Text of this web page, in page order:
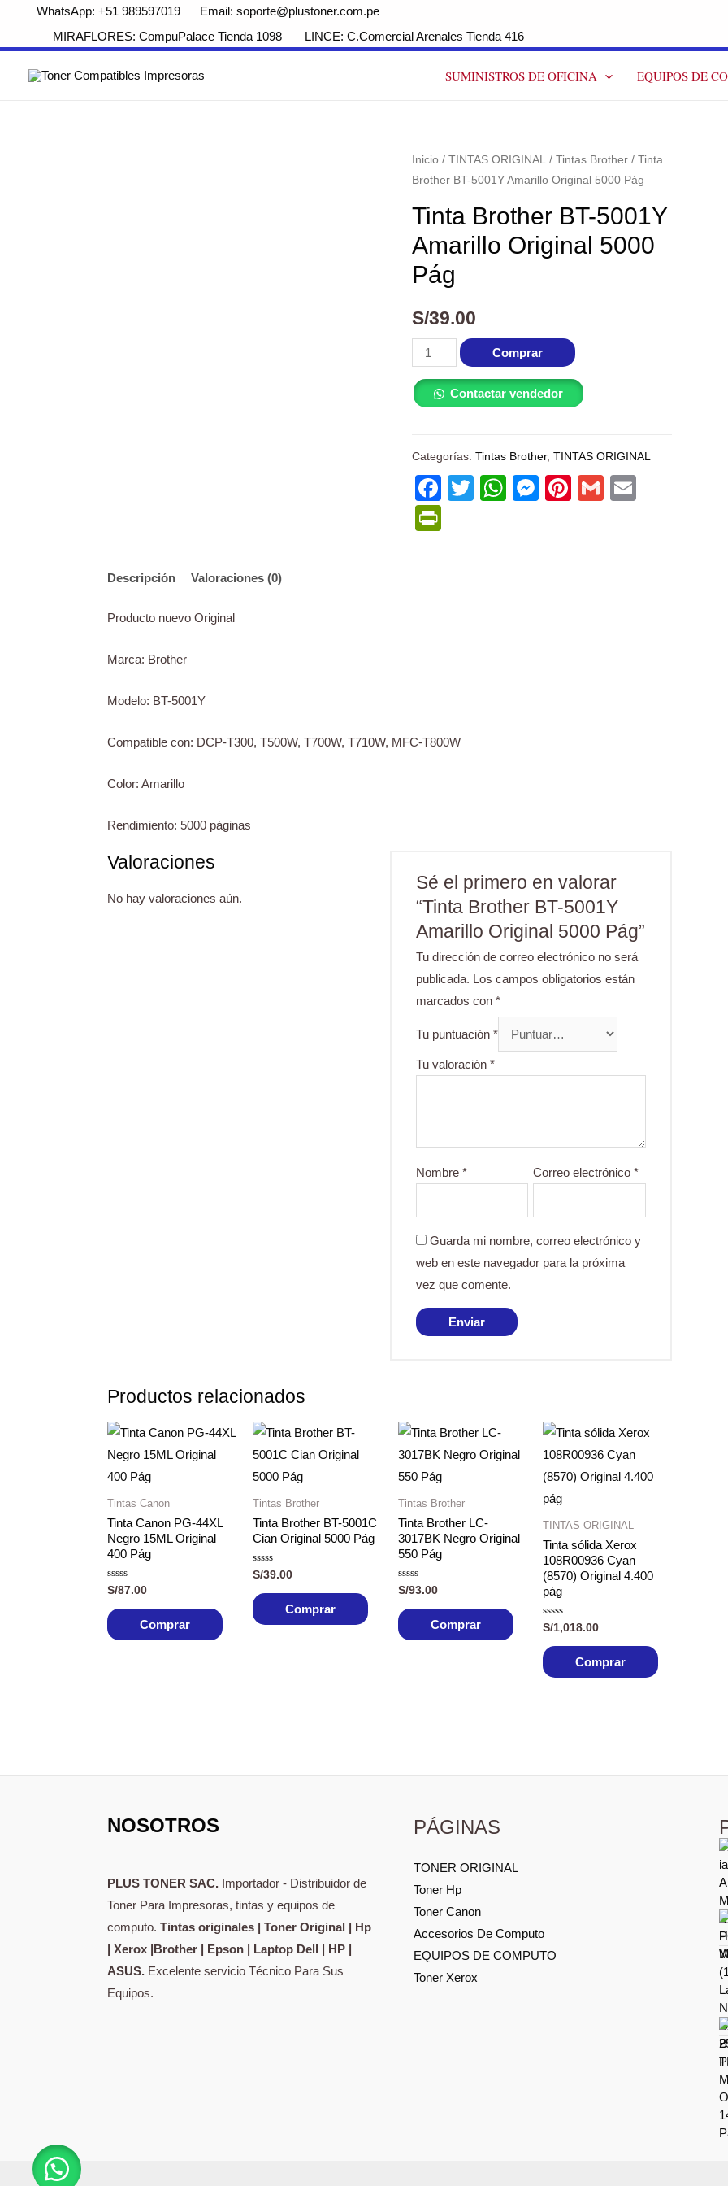
WhatsApp: +51 989597019 Email: soporte@plustoner.com.pe
MIRAFLORES: CompuPalace Tienda 1098 LINCE: C.Comercial Arenales Tienda 416
SUMINISTROS DE OFICINA EQUIPOS DE
Inicio /TINTAS ORIGINAL /Tintas Brother / Tinta
Brother BT-5001Y Amarillo Original 5000 Pág
Tinta Brother BT-5001Y
Amarillo Original 5000
Pág
S/39.00
Comprar
Contactar vendedor
Categorías:Tintas Brother,TINTAS ORIGINAL
Facebook
TwitterWhatsApp
Messenger
Pinterest
Gmail
Descripción Valoraciones (0)
Producto nuevo Original
Marca: Brother
Modelo: BT-5001Y
Compatible con: DCP-T300, T500W, T700W, T710W, MFC-T800W
Color: Amarillo
Rendimiento: 5000 páginas
Valoraciones
No hay valoraciones aún.
Sé el primero en valorar
“Tinta Brother BT-5001Y
Amarillo Original 5000 Pág”
Tu dirección de correo electrónico no será
publicada. Los campos obligatorios están
marcados con *
Tu puntuación *
Tu valoración *
Nombre * Correo electrónico*
Guarda mi nombre, correo electrónico y
web en este navegador para la próxima
vez que comente.
Productos relacionados
Tintas Canon
Tinta Canon PG-44XL
Negro 15ML Original
400 Pág
Valorado
0
de
5
S/87.00
Comprar
Tintas Brother
Tinta Brother BT-5001C
Cian Original 5000 Pág
Valorado
0
de
5
S/39.00
Comprar
Tintas Brother
Tinta Brother LC-
3017BK Negro Original
550 Pág
Valorado
0
de
5
S/93.00
Comprar
TINTAS ORIGINAL
Tinta sólida Xerox
108R00936 Cyan
(8570) Original 4.400
pág
Valorado
0
de
5
S/1,018.00
Comprar
NOSOTROS
PLUS TONER SAC. Importador - Distribuidor de
Toner Para Impresoras, tintas y equipos de
computo. Tintas originales | Toner Original | Hp
| Xerox |Brother | Epson | Laptop Dell | HP |
ASUS. Excelente servicio Técnico Para Sus
Equipos.
PÁGINAS
TONER ORIGINAL
Toner Hp
Toner Canon
Accesorios De Computo
EQUIPOS DE COMPUTO
Toner Xerox